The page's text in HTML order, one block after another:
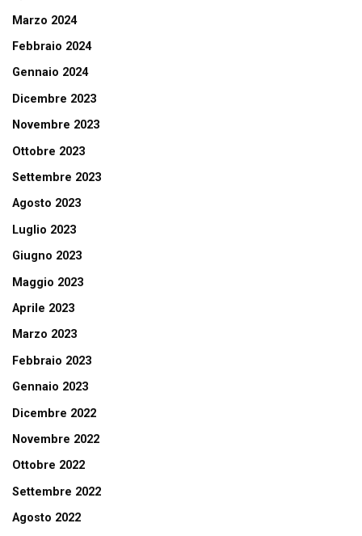
Marzo 2024
Febbraio 2024
Gennaio 2024
Dicembre 2023
Novembre 2023
Ottobre 2023
Settembre 2023
Agosto 2023
Luglio 2023
Giugno 2023
Maggio 2023
Aprile 2023
Marzo 2023
Febbraio 2023
Gennaio 2023
Dicembre 2022
Novembre 2022
Ottobre 2022
Settembre 2022
Agosto 2022